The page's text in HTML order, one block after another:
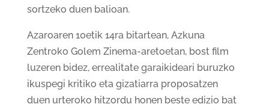
sortzeko duen balioan.
Azaroaren 10etik 14ra bitartean, Azkuna
Zentroko Golem Zinema-aretoetan, bost film
luzeren bidez, errealitate garaikideari buruzko
ikuspegi kritiko eta gizatiarra proposatzen
duen urteroko hitzordu honen beste edizio bat